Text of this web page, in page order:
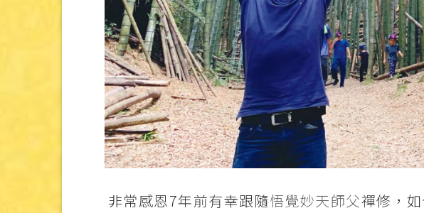
非常感恩7年前有幸跟隨悟覺妙天師父禪修，